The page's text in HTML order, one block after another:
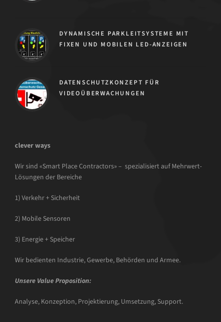
DYNAMISCHE PARKLEITSYSTEME MIT
FIXEN UND MOBILEN LED-ANZEIGEN
DATENSCHUTZKONZEPT FÜR
VIDEOÜBERWACHUNGEN
clever ways
Wir sind «Smart Place Contractors» – spezialisiert auf Mehrwert-
Lösungen der Bereiche
1) Verkehr + Sicherheit
2) Mobile Sensoren
3) Energie + Speicher
Wir bedienten Industrie, Gewerbe, Behörden und Armee.
Unsere Value Proposition:
Analyse, Konzeption, Projektierung, Umsetzung, Support.